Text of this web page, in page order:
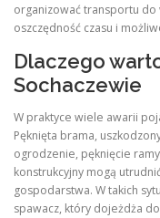
organizować transportu do
oszczędność czasu i
Dlaczego
Sochaczewie
W praktyce wiele awarii
Pęknięta brama,
ogrodzenie, pęknięcie
konstrukcyjny mogą
gospodarstwa. W takich
spawacz, który dojeżdża